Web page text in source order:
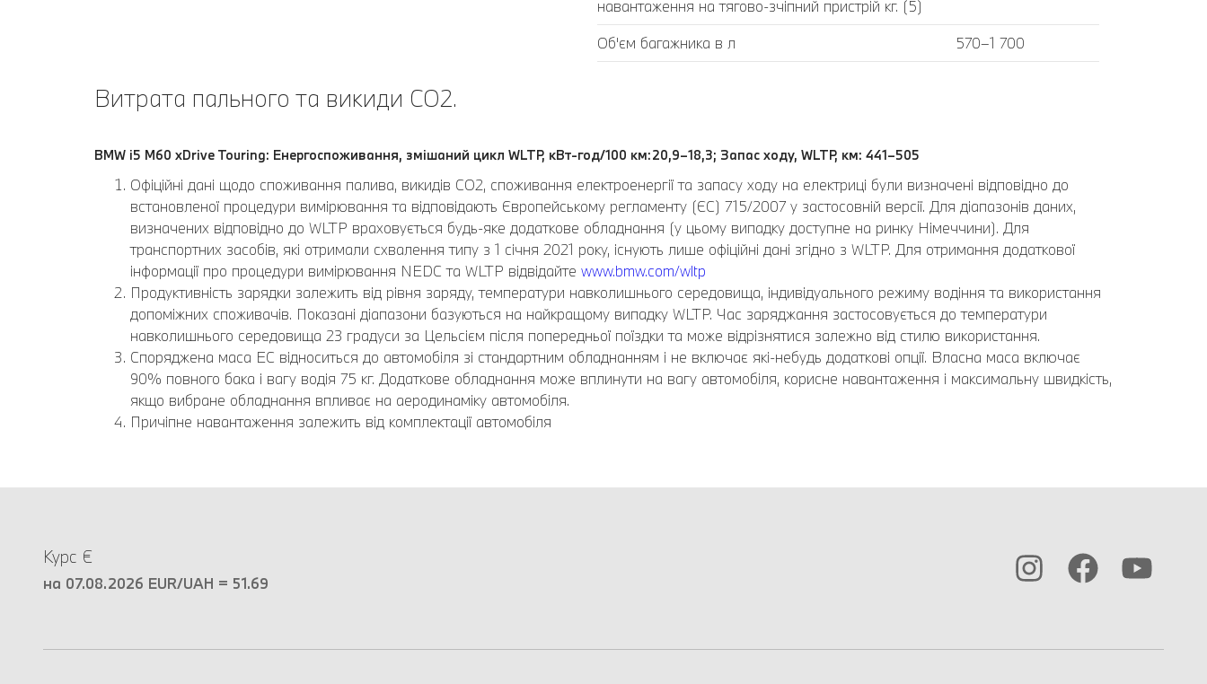
навантаження на тягово-зчіпний пристрій кг. (5)
Об'єм багажника в л 570–1 700
Витрата пального та викиди CO2.
BMW i5 M60 xDrive Touring: Енергоспоживання, змішаний цикл WLTP, кВт-год/100 км:20,9–18,3; Запас ходу, WLTP, км: 441–505
Офіційні дані щодо споживання палива, викидів CO2, споживання електроенергії та запасу ходу на електриці були визначені відповідно до
встановленої процедури вимірювання та відповідають Європейському регламенту (ЄС) 715/2007 у застосовній версії. Для діапазонів даних,
визначених відповідно до WLTP враховується будь-яке додаткове обладнання (у цьому випадку доступне на ринку Німеччини). Для
транспортних засобів, які отримали схвалення типу з 1 січня 2021 року, існують лише офіційні дані згідно з WLTP. Для отримання додаткової
інформації про процедури вимірювання NEDC та WLTP відвідайте www.bmw.com/wltp
Продуктивність зарядки залежить від рівня заряду, температури навколишнього середовища, індивідуального режиму водіння та використання
допоміжних споживачів. Показані діапазони базуються на найкращому випадку WLTP. Час заряджання застосовується до температури
навколишнього середовища 23 градуси за Цельсієм після попередньої поїздки та може відрізнятися залежно від стилю використання.
Споряджена маса EC відноситься до автомобіля зі стандартним обладнанням і не включає які-небудь додаткові опції. Власна маса включає
90% повного бака і вагу водія 75 кг. Додаткове обладнання може вплинути на вагу автомобіля, корисне навантаження і максимальну швидкість,
якщо вибране обладнання впливає на аеродинаміку автомобіля.
Причіпне навантаження залежить від комплектації автомобіля
Курс €
на 07.08.2026 EUR/UAH = 51.69